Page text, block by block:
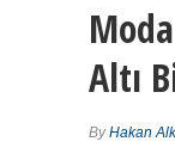
Altı
ByHakan